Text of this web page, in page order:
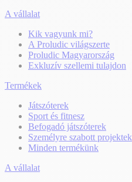
A vállalat
Kik vagyunk mi?
A Proludic világszerte
Proludic Magyarország
Exkluzív szellemi tulajdon
Termékek
Játszóterek
Sport és fitnesz
Befogadó játszóterek
Személyre szabott projektek
Minden termékünk
A vállalat